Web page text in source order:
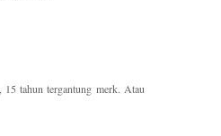
15 tahun tergantung merk. Atau